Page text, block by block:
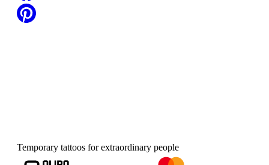
Temporary tattoos for extraordinary people